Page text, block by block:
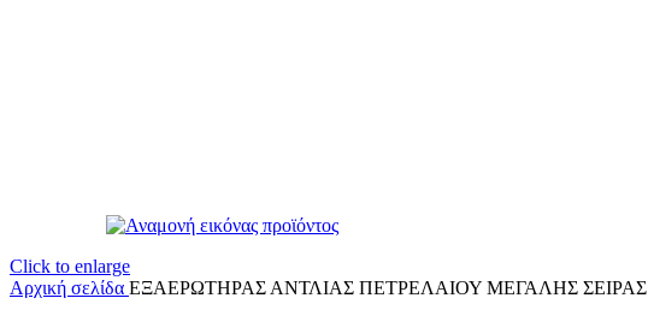
Click to enlarge
Αρχική σελίδα ΕΞΑΕΡΩΤΗΡΑΣ ΑΝΤΛΙΑΣ ΠΕΤΡΕΛΑΙΟΥ ΜΕΓΑΛΗΣ ΣΕΙΡΑΣ